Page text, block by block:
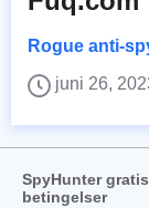
Rogue anti-
juni 26,
SpyHunter
betingelser